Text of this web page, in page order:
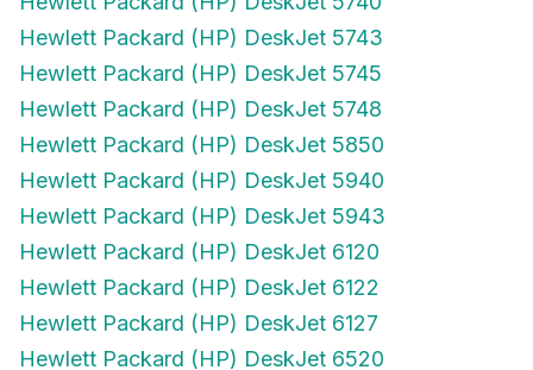
Hewlett Packard (HP) DeskJet 5743
Hewlett Packard (HP) DeskJet 5745
Hewlett Packard (HP) DeskJet 5748
Hewlett Packard (HP) DeskJet 5850
Hewlett Packard (HP) DeskJet 5940
Hewlett Packard (HP) DeskJet 5943
Hewlett Packard (HP) DeskJet 6120
Hewlett Packard (HP) DeskJet 6122
Hewlett Packard (HP) DeskJet 6127
Hewlett Packard (HP) DeskJet 6520